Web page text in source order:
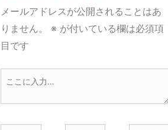
メールアドレスが公開されることはあ
りません。
※ が付いている欄は必須項
目です
こ